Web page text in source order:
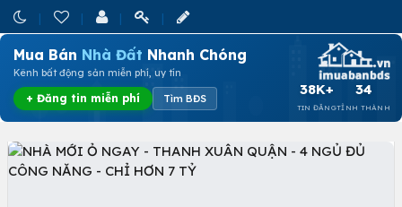
Mua Bán Nhà Đất Nhanh Chóng
Kênh bất động sản miễn phí, uy tín
+ Đăng tin miễn phí Tìm BĐS
38K+
TIN ĐĂNG
34
TỈNH THÀNH